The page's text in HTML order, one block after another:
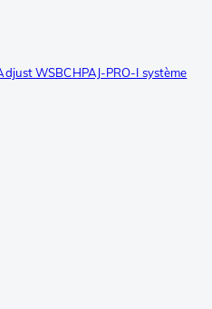
WSBCHPAJ-PRO-I système